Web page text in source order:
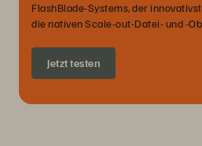
FlashBlade-Systems, der
die nativen Scale-out-Datei- und -
Jetzt testen